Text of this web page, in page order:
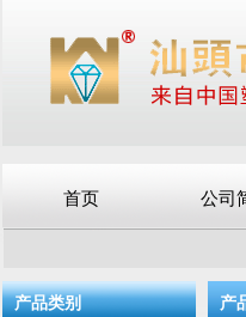
首页 公司
产品类别 产